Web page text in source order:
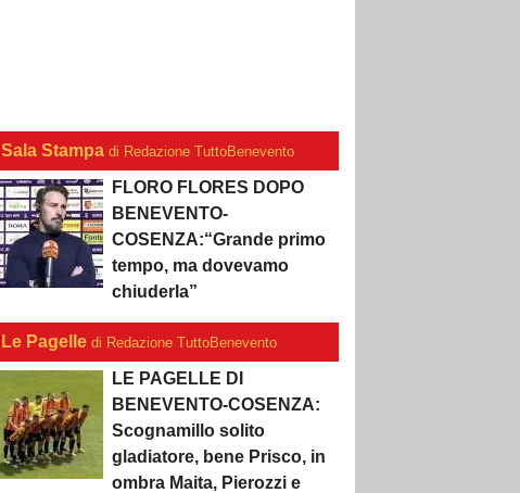
Sala Stampa di Redazione TuttoBenevento
FLORO FLORES DOPO
BENEVENTO-
COSENZA:“Grande primo
tempo, ma dovevamo
chiuderla”
Le Pagelle di Redazione TuttoBenevento
LE PAGELLE DI
BENEVENTO-COSENZA:
Scognamillo solito
gladiatore, bene Prisco, in
ombra Maita, Pierozzi e